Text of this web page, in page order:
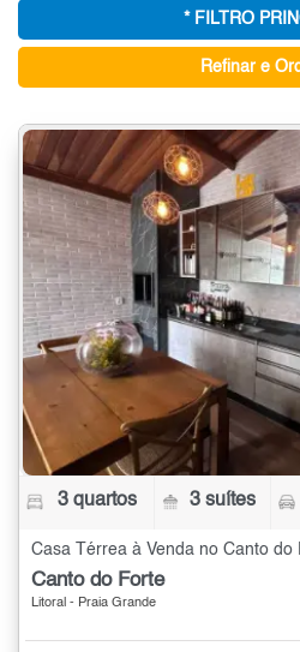
* FILTRO
Refinar e
3 quartos 3 suítes
Canto do Forte
Litoral - Praia Grande